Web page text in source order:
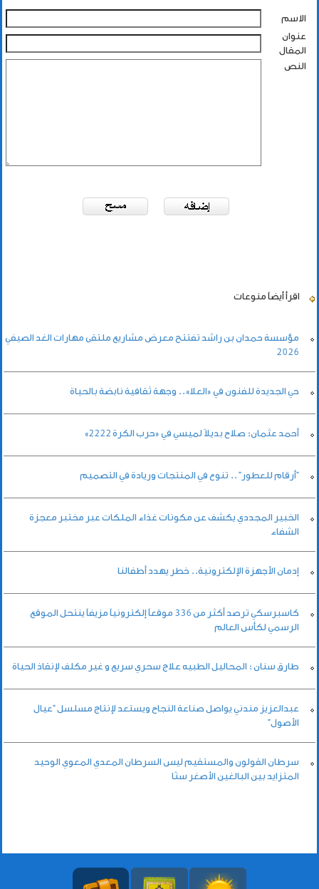
الاسم
عنوان
المقال
النص
اقرأ أيضاً منوعات
مؤسسة حمدان بن راشد تفتتح معرض مشاريع ملتقى مهارات الغد الصيفي
2026
حي الجديدة للفنون في «العلا».. وجهة ثقافية نابضة بالحياة
أحمد عثمان: صلاح بديلاً لميسي في «حرب الكرة 2222»
"أرقام للعطور" .. تنوع في المنتجات وريادة في التصميم
الخبير المجددي يكشف عن مكونات غذاء الملكات عبر مختبر معجزة
الشفاء
إدمان الأجهزة الإلكترونية.. خطر يهدد أطفالنا
كاسبرسكي ترصد أكثر من 336 موقعاً إلكترونياً مزيفاً ينتحل الموقع
الرسمي لكأس العالم
طارق سنان : المحاليل الطبيه علاج سحري سريع و غير مكلف لإنقاذ الحياة
عبدالعزيز مندني يواصل صناعة النجاح ويستعد لإنتاج مسلسل “عيال
الأصول”
سرطان القولون والمستقيم ليس السرطان المعدي المعوي الوحيد
المتزايد بين البالغين الأصغر سنًا